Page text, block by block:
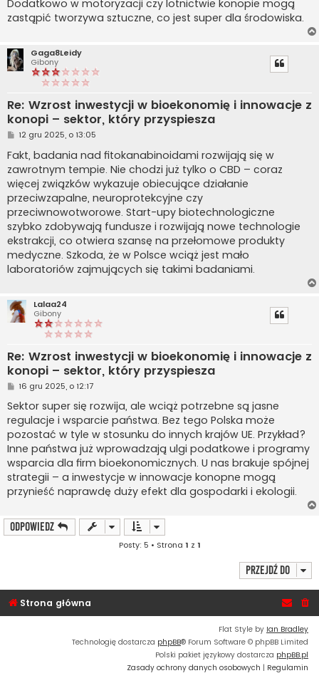
Dodatkowo w motoryzacji czy lotnictwie konopie mogą
zastąpić tworzywa sztuczne, co jest super dla środowiska.
Gaga8Leidy
Gibony
Re: Wzrost inwestycji w bioekonomię i innowacje z
konopi – sektor, który przyspiesza
P
s
t
12 gru 2025, o 13:05
Fakt, badania nad fitokanabinoidami rozwijają się w
zawrotnym tempie. Nie chodzi już tylko o CBD – coraz
więcej związków wykazuje obiecujące działanie
przeciwzapalne, neuroprotekcyjne czy
przeciwnowotworowe. Start-upy biotechnologiczne
szybko zdobywają fundusze i rozwijają nowe technologie
ekstrakcji, co otwiera szansę na przełomowe produkty
medyczne. Szkoda, że w Polsce wciąż jest mało
laboratoriów zajmujących się takimi badaniami.
Lalaa24
Gibony
Re: Wzrost inwestycji w bioekonomię i innowacje z
konopi – sektor, który przyspiesza
P
s
t
16 gru 2025, o 12:17
Sektor super się rozwija, ale wciąż potrzebne są jasne
regulacje i wsparcie państwa. Bez tego Polska może
pozostać w tyle w stosunku do innych krajów UE. Przykład?
Inne państwa już wprowadzają ulgi podatkowe i programy
wsparcia dla firm bioekonomicznych. U nas brakuje spójnej
strategii – a inwestycje w innowacje konopne mogą
przynieść naprawdę duży efekt dla gospodarki i ekologii.
ODPOWIEDZ
Posty: 5 • Strona 1 z 1
Przejdź do
Strona główna
Flat Style by Ian Bradley
Technologię dostarcza phpBB® Forum Software © phpBB Limited
Polski pakiet językowy dostarcza phpBB.pl
Zasady ochrony danych osobowych | Regulamin